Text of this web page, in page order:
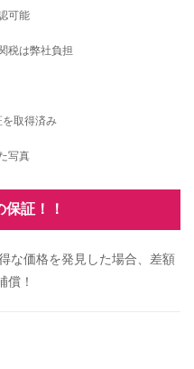
可能
税は弊社負担
を取得済み
写真
保証！！
な価格を発見した場合、差額
償！